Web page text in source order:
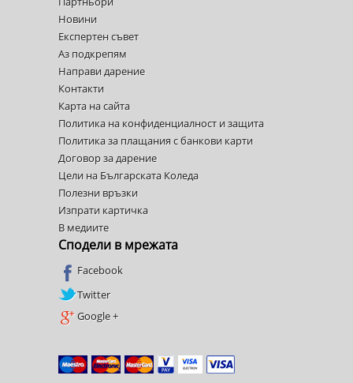
Новини
Експертен съвет
Аз подкрепям
Направи дарение
Контакти
Карта на сайта
Политика на конфиденциалност и защита
Политика за плащания с банкови карти
Договор за дарение
Цели на Българската Коледа
Полезни връзки
Изпрати картичка
В медиите
Сподели в мрежата
Facebook
Twitter
Google +